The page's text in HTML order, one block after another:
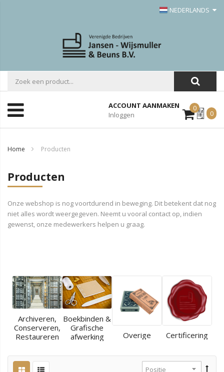
NEDERLANDS
ACCOUNT AANMAKEN
Inloggen
0Mijn
Offerte
0
Home Producten
Producten
Onze webshop is nog voortdurend in beweging. Dit betekent dat nog
niet alles wordt weergegeven. Neemt u vooral contact op, indien
gewenst, onze medewerkers helpen u graag.
Archiveren,
Conserveren,
Restaureren
Boekbinden &
Grafische
afwerking
Overige Certificering